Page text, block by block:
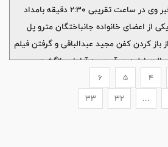
ثریا: قبر وی در ساعت تقریبی ۲:۳۰ دقیقه بامداد
توسط یکی از اعضای خانواده جانباختگان مترو پل
کردن کفن مجید عبدالباقی و گرفتن فیلم
اولیه در آورد وبه آبادان بازگشت.
4
5
6
...
32
33